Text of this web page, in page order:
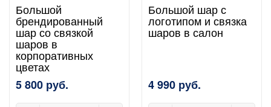
Большой
брендированный
шар со связкой
шаров в
корпоративных
цветах
5 800 руб.
Большой шар с
логотипом и связка
шаров в салон
4 990 руб.